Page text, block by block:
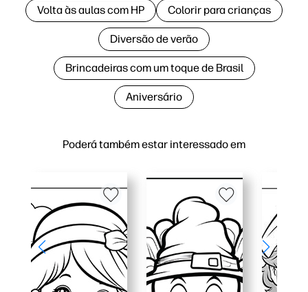
Poderá também estar interessado em
Volta às aulas com HP Colorir para crianças
Diversão de verão
Brincadeiras com um toque de Brasil
Aniversário